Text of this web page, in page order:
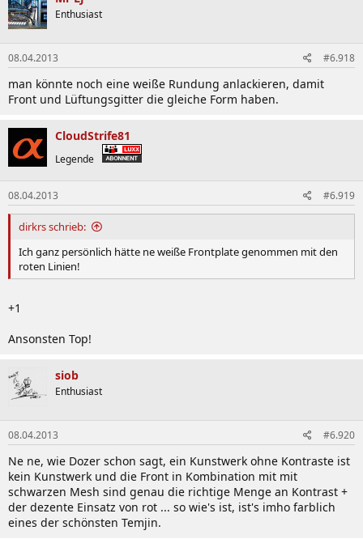
Enthusiast
08.04.2013 #6.918
man könnte noch eine weiße Rundung anlackieren, damit
Front und Lüftungsgitter die gleiche Form haben.
CloudStrife81
Legende
08.04.2013 #6.919
dirkrs schrieb:
Ich ganz persönlich hätte ne weiße Frontplate genommen mit den
roten Linien!
+1
Ansonsten Top!
siob
Enthusiast
08.04.2013 #6.920
Ne ne, wie Dozer schon sagt, ein Kunstwerk ohne Kontraste ist
kein Kunstwerk und die Front in Kombination mit mit
schwarzen Mesh sind genau die richtige Menge an Kontrast +
der dezente Einsatz von rot ... so wie's ist, ist's imho farblich
eines der schönsten Temjin.